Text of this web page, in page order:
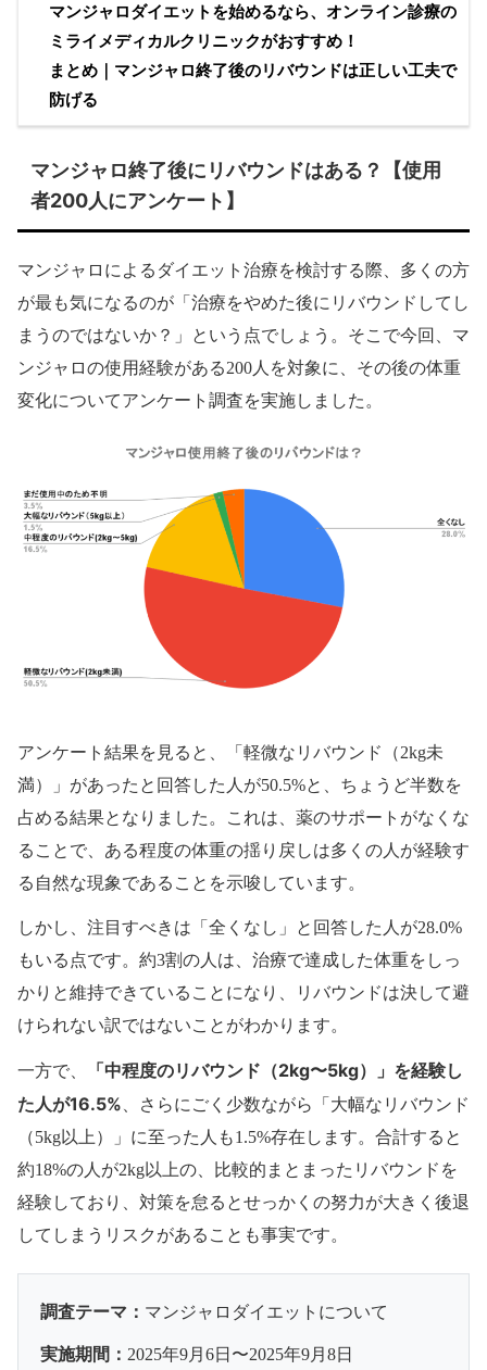
マンジャロダイエットを始めるなら、オンライン診療の
ミライメディカルクリニックがおすすめ！
まとめ｜マンジャロ終了後のリバウンドは正しい工夫で
防げる
マンジャロ終了後にリバウンドはある？【使用
者200人にアンケート】
マンジャロによるダイエット治療を検討する際、多くの方
が最も気になるのが「治療をやめた後にリバウンドしてし
まうのではないか？」という点でしょう。そこで今回、マ
ンジャロの使用経験がある200人を対象に、その後の体重
変化についてアンケート調査を実施しました。
アンケート結果を見ると、「軽微なリバウンド（2kg未
満）」があったと回答した人が50.5%と、ちょうど半数を
占める結果となりました。これは、薬のサポートがなくな
ることで、ある程度の体重の揺り戻しは多くの人が経験す
る自然な現象であることを示唆しています。
しかし、注目すべきは「全くなし」と回答した人が28.0%
もいる点です。約3割の人は、治療で達成した体重をしっ
かりと維持できていることになり、リバウンドは決して避
けられない訳ではないことがわかります。
一方で、
「中程度のリバウンド（2kg〜5kg）」を経験し
た人が16.5% 、さらにごく少数ながら「大幅なリバウンド
（5kg以上）」に至った人も1.5%存在します。合計すると
約18%の人が2kg以上の、比較的まとまったリバウンドを
経験しており、対策を怠るとせっかくの努力が大きく後退
してしまうリスクがあることも事実です。
調査テーマ： マンジャロダイエットについて
実施期間： 2025年9月6日〜2025年9月8日